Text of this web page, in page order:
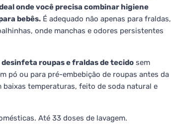
onde você precisa combinar higiene
bebês. É adequado não apenas para fraldas,
onde manchas e odores persistentes
roupas e fraldas de tecido sem
pó ou para pré-embebição de roupas antes da
baixas temperaturas, feito de soda natural e
Até 33 doses de lavagem.